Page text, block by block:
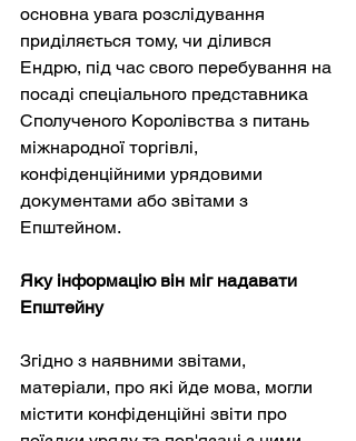
основна увага розслідування
приділяється тому, чи ділився
Ендрю, під час свого перебування на
посаді спеціального представника
Сполученого Королівства з питань
міжнародної торгівлі,
конфіденційними урядовими
документами або звітами з
Епштейном.
Яку інформацію він міг надавати
Епштейну
Згідно з наявними звітами,
матеріали, про які йде мова, могли
містити конфіденційні звіти про